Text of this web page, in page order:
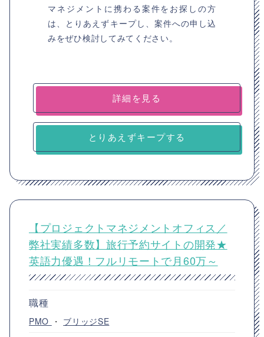
マネジメントに携わる案件をお探しの方
は、とりあえずキープし、案件への申し込
みをぜひ検討してみてください。
詳細を見る
とりあえずキープする
【プロジェクトマネジメントオフィス／
弊社実績多数】旅行予約サイトの開発★
英語力優遇！フルリモートで月60万～
職種
PMO ・ ブリッジSE